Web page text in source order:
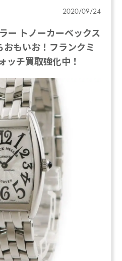
2020/09/24
ー トノーカーベックス
もいお！フランクミ
ッチ買取強化中！